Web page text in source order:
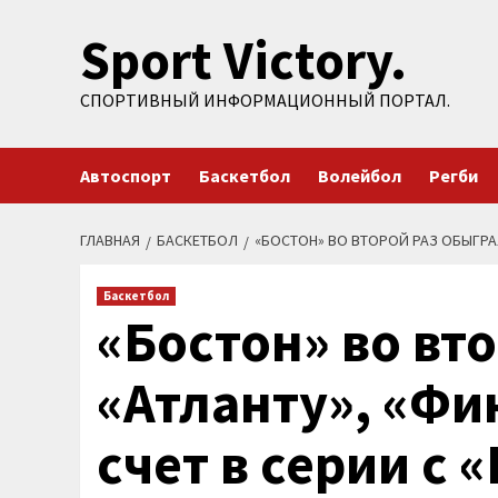
содержимомуSport Victory.
СПОРТИВНЫЙ ИНФОРМАЦИОННЫЙ ПОРТАЛ.
Автоспорт Баскетбол Волейбол Регби
ГЛАВНАЯ БАСКЕТБОЛ «БОСТОН» ВО ВТОРОЙ РАЗ
Баскетбол
«Бостон» во
«Атланту»,
счет в серии с